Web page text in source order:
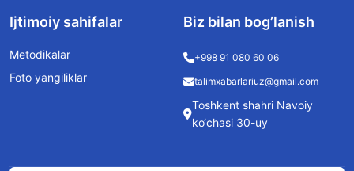
Ijtimoiy sahifalar
Metodikalar
Foto yangiliklar
Biz bilan bog’lanish
+998 91 080 60 06
talimxabarlariuz@gmail.com
Toshkent shahri Navoiy
ko‘chasi 30-uy